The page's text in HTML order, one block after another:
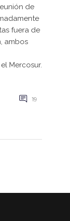
de
fuera de
ambos
Mercosur.
19